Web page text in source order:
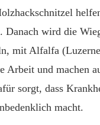
Danach wird die
mit Alfalfa
Arbeit und machen
sorgt, dass
macht.